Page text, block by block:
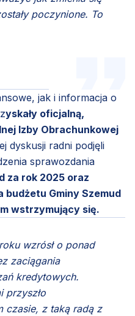
poczynione. To
jak i informacja o
yskały oficjalną,
Izby Obrachunkowej
dyskusji radni podjęli
sprawozdania
za rok 2025 oraz
budżetu Gminy Szemud
wstrzymujący się.
wzrósł o ponad
zaciągania
kredytowych.
przyszło
czasie, z taką radą z